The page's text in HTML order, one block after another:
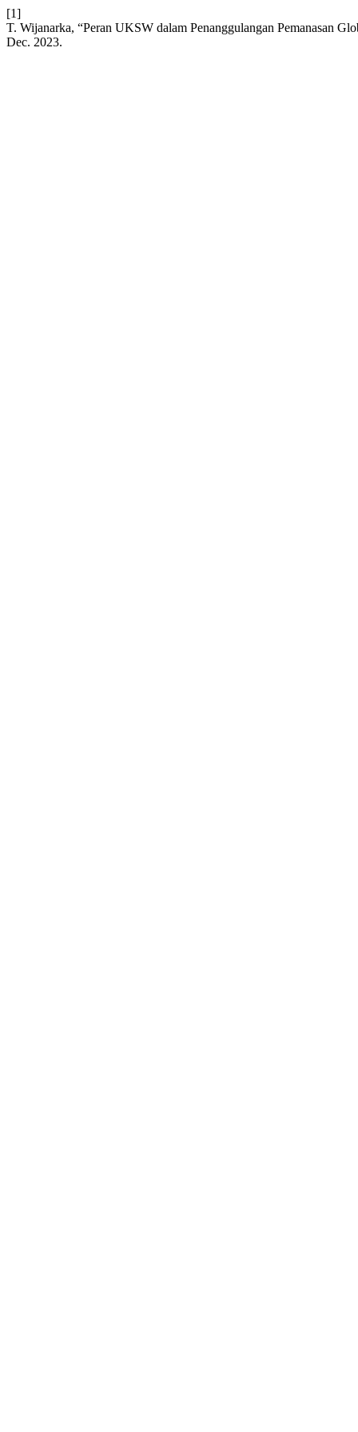
[1]
T. Wijanarka, “Peran UKSW dalam Penanggulangan Pemanasan
Dec. 2023.